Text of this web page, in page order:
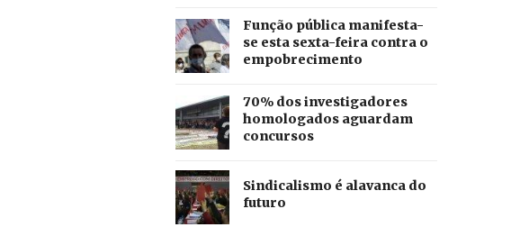
Função pública manifesta-
se esta sexta-feira contra o
empobrecimento
70% dos investigadores
homologados aguardam
concursos
Sindicalismo é alavanca do
futuro